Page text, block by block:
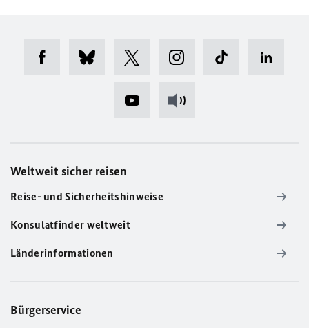
Weltweit sicher reisen
Reise- und Sicherheitshinweise
Konsulatfinder weltweit
Länderinformationen
Bürgerservice